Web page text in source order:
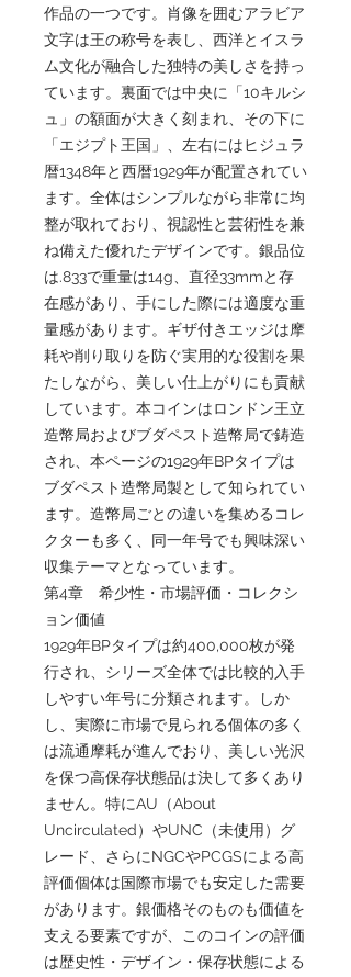
作品の一つです。肖像を囲むアラビア
文字は王の称号を表し、西洋とイスラ
ム文化が融合した独特の美しさを持っ
ています。裏面では中央に「10キルシ
ュ」の額面が大きく刻まれ、その下に
「エジプト王国」、左右にはヒジュラ
暦1348年と西暦1929年が配置されてい
ます。全体はシンプルながら非常に均
整が取れており、視認性と芸術性を兼
ね備えた優れたデザインです。銀品位
は.833で重量は14g、直径33mmと存
在感があり、手にした際には適度な重
量感があります。ギザ付きエッジは摩
耗や削り取りを防ぐ実用的な役割を果
たしながら、美しい仕上がりにも貢献
しています。本コインはロンドン王立
造幣局およびブダペスト造幣局で鋳造
され、本ページの1929年BPタイプは
ブダペスト造幣局製として知られてい
ます。造幣局ごとの違いを集めるコレ
クターも多く、同一年号でも興味深い
収集テーマとなっています。
第4章 希少性・市場評価・コレクシ
ョン価値
1929年BPタイプは約400,000枚が発
行され、シリーズ全体では比較的入手
しやすい年号に分類されます。しか
し、実際に市場で見られる個体の多く
は流通摩耗が進んでおり、美しい光沢
を保つ高保存状態品は決して多くあり
ません。特にAU（About
Uncirculated）やUNC（未使用）グ
レード、さらにNGCやPCGSによる高
評価個体は国際市場でも安定した需要
があります。銀価格そのものも価値を
支える要素ですが、このコインの評価
は歴史性・デザイン・保存状態による